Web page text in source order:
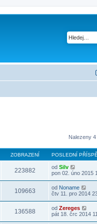
Nalezeny
ZOBRAZENÍ POSLEDNÍ
223882 od Silv
pon 02. úno 2015
109663 od Noname
čtv 11. pro 2014
136588 od Zereges
pát 18. črc 2014